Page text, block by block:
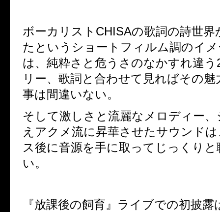
ボーカリスト CHISAの歌詞の詩世界
たというショートフィルム調のイ
は、純粋さと危うさのなかすれ違う
リー、歌詞と合わせて見ればその
事は間違いない。
そして激しさと流麗なメロディー
えアクメ流に昇華させたサウンド
ス後に音源を手に取ってじっくり
い。
『放課後の飼育』ライブでの初披露